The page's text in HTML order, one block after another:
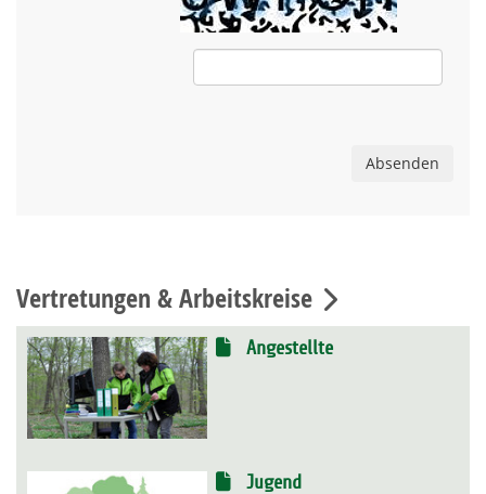
Absenden
Vertretungen & Arbeitskreise
Angestellte
Jugend